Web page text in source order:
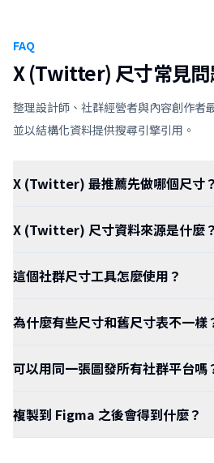
FAQ
X (Twitter) 尺寸常見
整理設計師、社群經營者與內容創作者
並以結構化資料提供搜尋引擎引用。
X (Twitter) 最推薦先做哪個尺寸？
X (Twitter) 尺寸資料來源是什麼？
這個社群尺寸工具怎麼使用？
為什麼有些尺寸和舊尺寸表不一樣
可以用同一張圖發所有社群平台嗎
複製到 Figma 之後會得到什麼？